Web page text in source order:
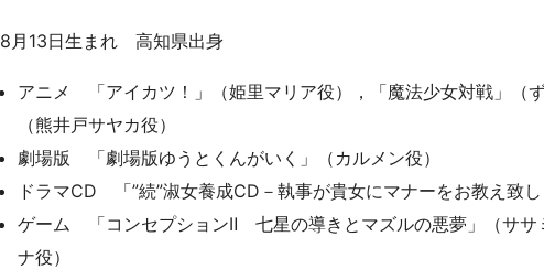
8月13日生まれ 高知県出身
アニメ 「アイカツ！」（姫里マリア役），「魔法少女対戦」（
（熊井戸サヤカ役）
劇場版 「劇場版ゆうとくんがいく」（カルメン役）
ドラマCD 「”続”淑女養成CD－執事が貴女にマナーをお教え致し
ゲーム 「コンセプションⅡ 七星の導きとマズルの悪夢」（ササ
ナ役）